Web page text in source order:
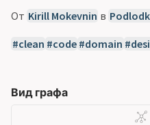
От Kirill Mokevnin в
clean code domain
Вид графа